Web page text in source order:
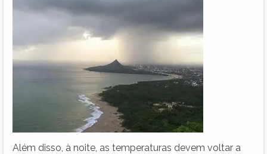
Além disso, à noite, as temperaturas devem voltar a